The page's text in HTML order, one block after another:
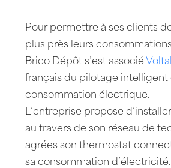
Pour permettre à ses clients
plus près leurs
Brico Dépôt s’est associé
français du pilotage intelligent
consommation électrique.
L’entreprise propose
au travers de son réseau de
agrées son thermostat
sa consommation